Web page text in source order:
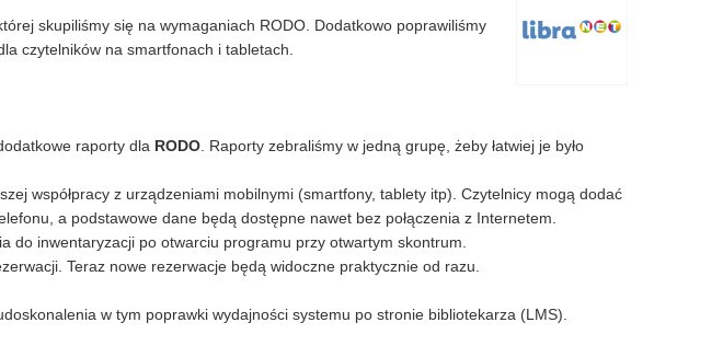
skupiliśmy się na wymaganiach RODO. Dodatkowo poprawiliśmy
czytelników na smartfonach i tabletach.
raporty dla RODO . Raporty zebraliśmy w jedną grupę, żeby łatwiej je było
współpracy z urządzeniami mobilnymi (smartfony, tablety itp). Czytelnicy mogą dodać
a podstawowe dane będą dostępne nawet bez połączenia z Internetem.
do inwentaryzacji po otwarciu programu przy otwartym skontrum.
Teraz nowe rezerwacje będą widoczne praktycznie od razu.
w tym poprawki wydajności systemu po stronie bibliotekarza (LMS).